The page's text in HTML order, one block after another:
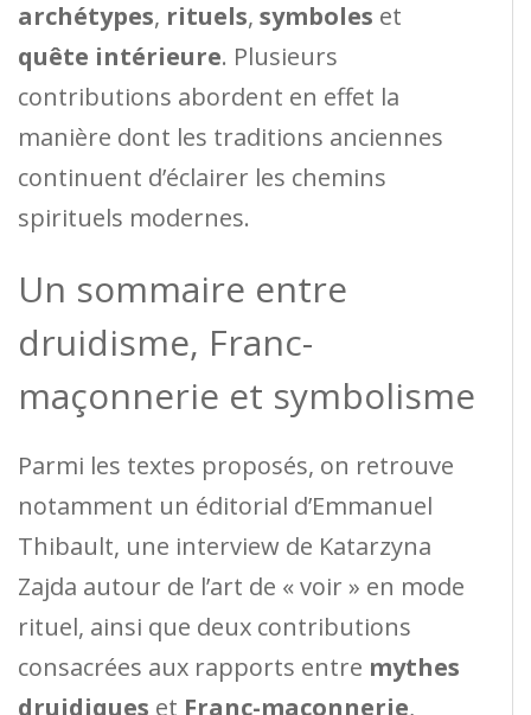
archétypes, rituels, symboles et
quête intérieure. Plusieurs
contributions abordent en effet la
manière dont les traditions anciennes
continuent d’éclairer les chemins
spirituels modernes.
Un sommaire entre
druidisme, Franc-
maçonnerie et symbolisme
Parmi les textes proposés, on retrouve
notamment un éditorial d’Emmanuel
Thibault, une interview de Katarzyna
Zajda autour de l’art de « voir » en mode
rituel, ainsi que deux contributions
consacrées aux rapports entre mythes
druidiques et Franc-maçonnerie,